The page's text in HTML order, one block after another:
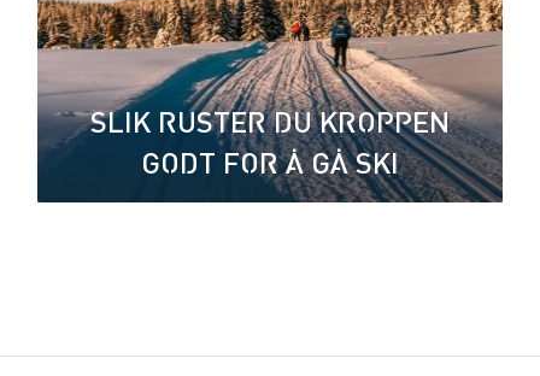
SLIK RUSTER DU KROPPEN
GODT FOR Å GÅ SKI